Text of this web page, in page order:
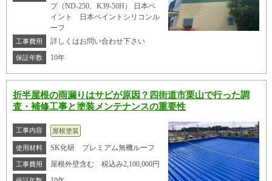
プ（ND-250、K39-50H） 日本ペ
イント 日本ペイントシリコンル
ーフ
工事費用 詳しくはお問い合わせ下さい
保証年数 10年
折半屋根の雨漏りはサビが原因？四街道市栗山で行った調
査・補修工事と塗装メンテナンスの重要性
工事内容 屋根塗装
使用材料 SK化研 プレミアム無機ルーフ
工事費用 屋根外壁含む 税込み2,100,000円